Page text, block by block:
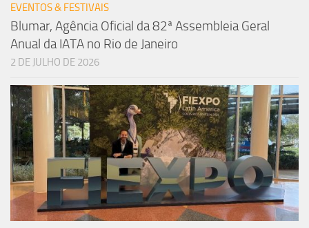
EVENTOS & FESTIVAIS
Blumar, Agência Oficial da 82ª Assembleia Geral
Anual da IATA no Rio de Janeiro
2 DE JULHO DE 2026